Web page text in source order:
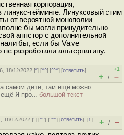
корпорация,
линукс-гейминге. Линуксовый стим
от вероятной монополии
бы могли принудительно
аппстор с дополнительной
бы, если бы Valve
не разработали альтернативу.
18/12/2022 [^] [^^] [^^^] [ответить]
+1
+ / –
самом деле, там ещё можно
ещё Я про... большой текст
18/12/2022 [^] [^^] [^^^] [ответить][↑]
+ / –